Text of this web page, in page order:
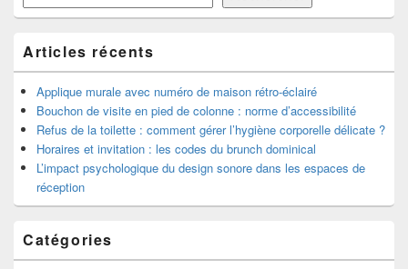
widget
pour
barre
latérale
Articles récents
Applique murale avec numéro de maison rétro-éclairé
Bouchon de visite en pied de colonne : norme d’accessibilité
Refus de la toilette : comment gérer l’hygiène corporelle délicate ?
Horaires et invitation : les codes du brunch dominical
L’impact psychologique du design sonore dans les espaces de
réception
Catégories